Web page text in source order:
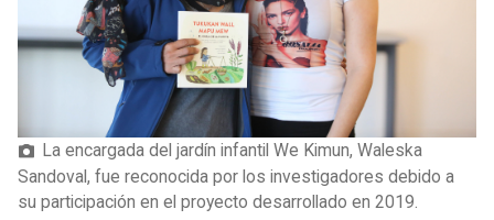
La encargada del jardín infantil We Kimun, Waleska
Sandoval, fue reconocida por los investigadores debido a
su participación en el proyecto desarrollado en 2019.